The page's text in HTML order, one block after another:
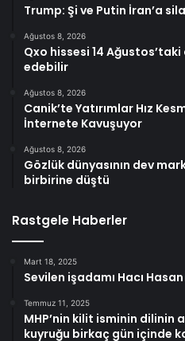
Trump: Şi ve Putin İran’a
Ağustos 8, 2026
Qxo hissesi 14
edebilir
Ağustos 8, 2026
Canik’te Yatırımlar Hız
İnternete Kavuşuyor
Ağustos 8, 2026
Gözlük dünyasının dev
birbirine düştü
Rastgele Haberler
Mart 18, 2025
Sevilen işadamı Hacı
Temmuz 11, 2025
MHP’nin kilit isminin dilinin
kuyruğu birkaç gün içinde